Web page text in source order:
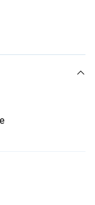
Reconnaissance
clientèle